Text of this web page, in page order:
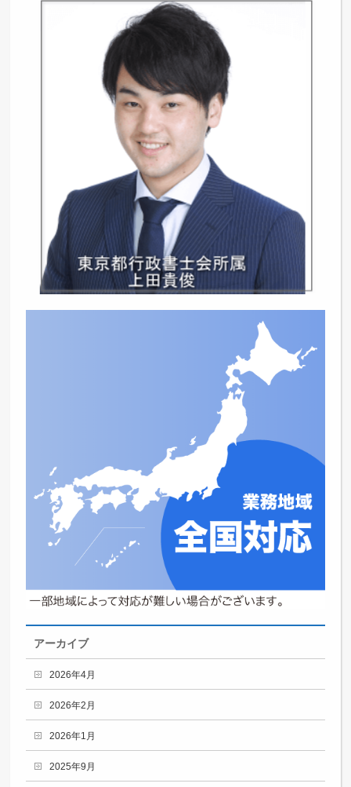
アーカイブ
2026年4月
2026年2月
2026年1月
2025年9月